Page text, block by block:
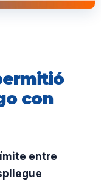
con
entre